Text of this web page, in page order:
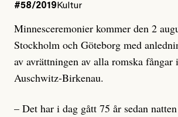
#58/2019Kultur
Minnesceremonier kommer den 2
Stockholm och Göteborg med
av avrättningen av alla romska
Auschwitz-Birkenau.
– Det har i dag gått 75 år sedan